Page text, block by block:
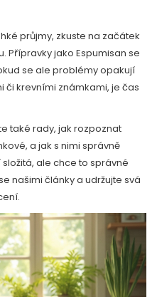
průjmy, zkuste na začátek
Přípravky jako Espumisan se
se ale problémy opakují
krevními známkami, je čas
také rady, jak rozpoznat
a jak s nimi správně
ale chce to správné
našimi články a udržujte svá